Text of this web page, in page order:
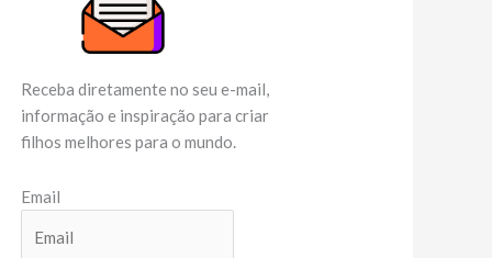
Receba diretamente no seu e-mail,
informação e inspiração para criar
filhos melhores para o mundo.
Email